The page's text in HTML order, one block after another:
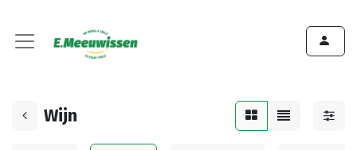
Wijn